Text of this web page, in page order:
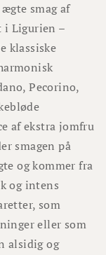
smag af
Ligurien –
klassiske
Pecorino,
af ekstra jomfru
smagen på
og kommer fra
og intens
som
eller som
alsidig og